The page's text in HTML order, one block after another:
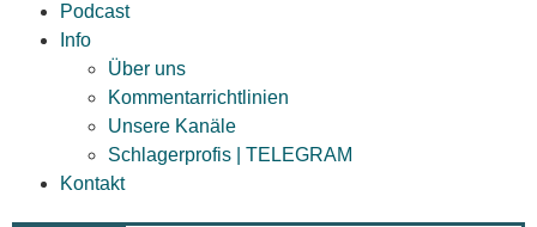
Podcast
Info
Über uns
Kommentarrichtlinien
Unsere Kanäle
Schlagerprofis | TELEGRAM
Kontakt